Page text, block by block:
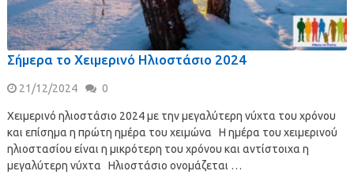
Σήμερα το Χειμερινό Ηλιοστάσιο 2024
21/12/2024 0
Χειμερινό ηλιοστάσιο 2024 με την μεγαλύτερη νύχτα του χρόνου
και επίσημα η πρώτη ημέρα του χειμώνα Η ημέρα του χειμερινού
ηλιοστασίου είναι η μικρότερη του χρόνου και αντίστοιχα η
μεγαλύτερη νύχτα Ηλιοστάσιο ονομάζεται …